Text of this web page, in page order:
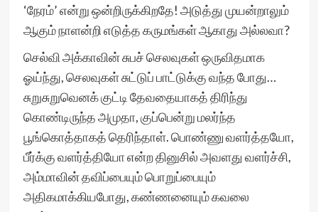
‘நேரம்’ என்று ஒன்றிருக்கிறதே! அடுத்து முயன்றாலும்
ஆகும் நாளன்றி எடுத்த கருமங்கள் ஆகாது அல்லவா?
செல்வி அக்காவின் சுபச் செலவுகள் ஒருவிதமாக
ஓய்ந்து, செலவுகள் சுட்டுப் பாட்டுக்கு வந்த போது…
சுறுசுறுவெனக் குட்டி தேவதையாகத் திரிந்து
கொண்டிருந்த அமுதா, குப்பென்று மலர்ந்த
பூங்கொத்தாகத் தெரிந்தாள். பொண்ணு வளர்த்தயோ,
பீர்க்கு வளர்த்தியோ என்ற தினுசில் அவளது வளர்ச்சி,
அம்மாவின் தவிப்பையும் பொறுப்பையும்
அதிகமாக்கியபோது, கண்ணனையும் கவலை